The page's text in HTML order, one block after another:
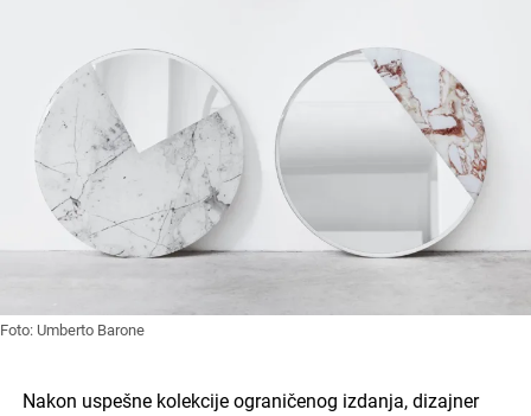
Foto: Umberto Barone
Nakon uspešne kolekcije ograničenog izdanja, dizajner